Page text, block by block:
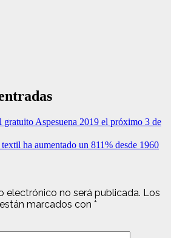
gratuito Aspesuena 2019 el próximo 3 de
ha aumentado un 811% desde 1960
electrónico no será publicada. Los
marcados con *